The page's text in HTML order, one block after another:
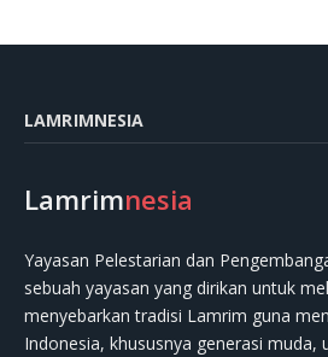
LAMRIMNESIA
Lamrimnesia
Yayasan Pelestarian dan
sebuah yayasan yang dirikan untuk
menyebarkan tradisi Lamrim guna
Indonesia, khususnya generasi muda,